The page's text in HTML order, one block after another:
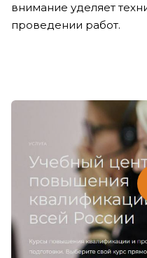
внимание уделяет
проведении работ.